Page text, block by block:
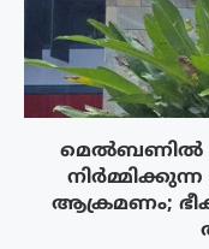
മെൽബണിൽ
ആക്രമണം;